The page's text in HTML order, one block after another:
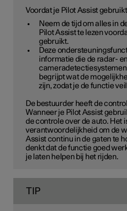
Voordat je Pilot Assist gebruikt
Neem de tijd om alles in
Pilot Assist te lezen
gebruikt.
Deze
informatie die de radar- en
cameradetectiesystemen
begrijpt wat de
zijn, zodat je de functie
De bestuurder heeft de
Wanneer je Pilot Assist
de controle over de auto. Het
verantwoordelijkheid om de
Assist continu in de gaten te
denkt dat de functie goed
je laten helpen bij het rijden.
TIP